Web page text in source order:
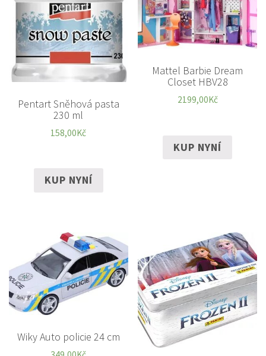
Pentart Sněhová pasta
230 ml
158,00Kč
KUP NYNÍ
Mattel Barbie Dream
Closet HBV28
2199,00Kč
KUP NYNÍ
Wiky Auto policie 24 cm